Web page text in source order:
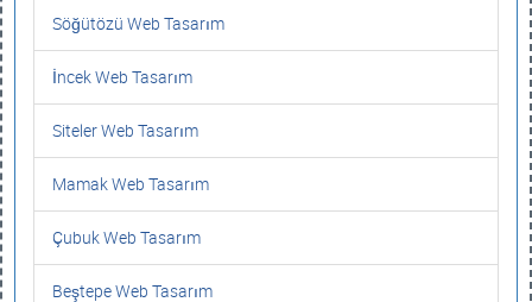
Söğütözü Web Tasarım
İncek Web Tasarım
Siteler Web Tasarım
Mamak Web Tasarım
Çubuk Web Tasarım
Beştepe Web Tasarım